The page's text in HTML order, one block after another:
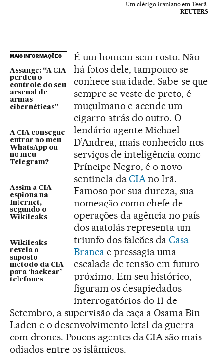
Um clérigo iraniano em Teerã.
REUTERS
MAIS INFORMAÇÕES
Assange: “A CIA
perdeu o
controle do seu
arsenal de
armas
cibernéticas”
A CIA consegue
entrar no meu
WhatsApp ou
no meu
Telegram?
Assim a CIA
espiona na
Internet,
segundo o
Wikileaks
Wikileaks
revela o
suposto
método da CIA
para ‘hackear’
telefones
É um homem sem rosto. Não
há fotos dele, tampouco se
conhece sua idade. Sabe-se que
sempre se veste de preto, é
muçulmano e acende um
cigarro atrás do outro. O
lendário agente Michael
D’Andrea, mais conhecido nos
serviços de inteligência como
Príncipe Negro, é o novo
sentinela da CIAno Irã.
Famoso por sua dureza, sua
nomeação como chefe de
operações da agência no país
dos aiatolás representa um
triunfo dos falcões da Casa
Brancae pressagia uma
escalada de tensão em futuro
próximo. Em seu histórico,
figuram os desapiedados
interrogatórios do 11 de
Setembro, a supervisão da caça a Osama Bin
Laden e o desenvolvimento letal da guerra
com drones. Poucos agentes da CIA são mais
odiados entre os islâmicos.